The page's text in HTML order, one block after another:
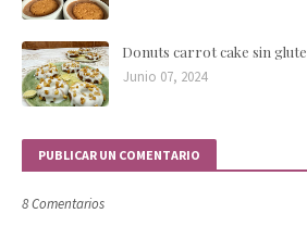
Donuts carrot cake sin
Junio 07, 2024
PUBLICAR UN COMENTARIO
8 Comentarios